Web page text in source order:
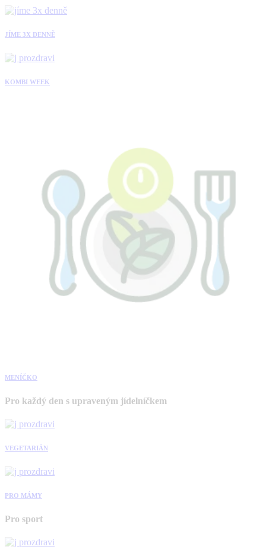
JÍME 3X DENNĚ
KOMBI WEEK
MENÍČKO
Pro každý den s upraveným jídelníčkem
VEGETARIÁN
PRO MÁMY
Pro sport